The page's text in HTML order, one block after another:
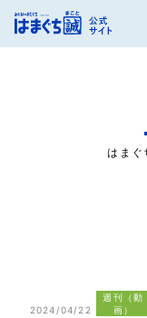
はまぐ
2024/04/22
週刊（動
画）